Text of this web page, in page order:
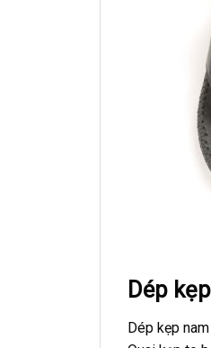
Dép
Dép kẹp